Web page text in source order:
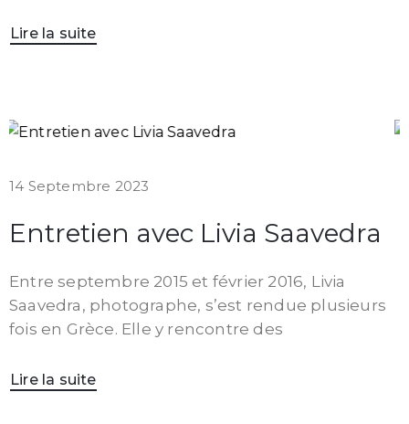
Lire la suite
14 Septembre 2023
Entretien avec Livia Saavedra
Entre septembre 2015 et février 2016, Livia
Saavedra, photographe, s’est rendue plusieurs
fois en Grèce. Elle y rencontre des
Lire la suite